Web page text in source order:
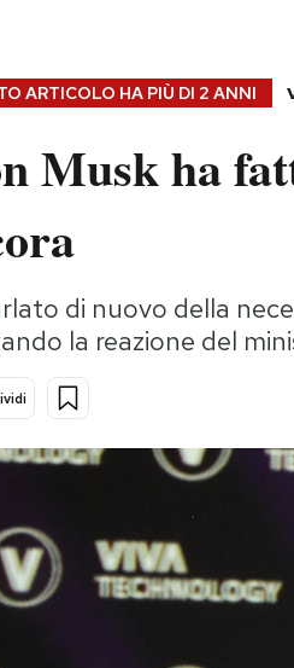
ARTICOLO HA PIÙ DI 2 ANNI
Musk ha
di nuovo della
la reazione del